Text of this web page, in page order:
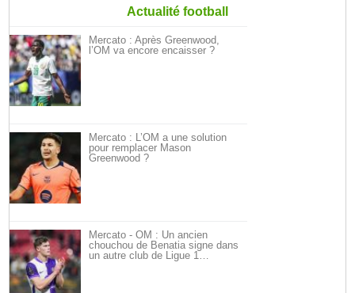
Actualité football
Mercato : Après Greenwood,
l’OM va encore encaisser ?
Mercato : L’OM a une solution
pour remplacer Mason
Greenwood ?
Mercato - OM : Un ancien
chouchou de Benatia signe dans
un autre club de Ligue 1…